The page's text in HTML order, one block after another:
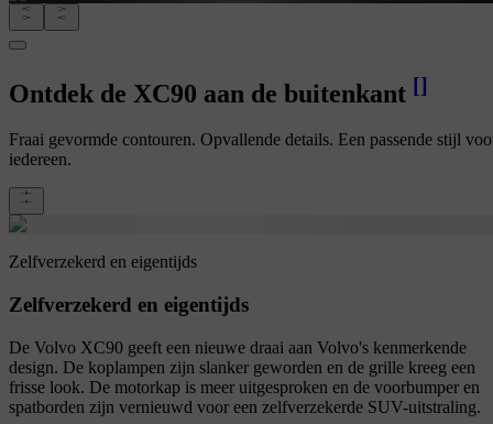
Ontdek de XC90 aan de buitenkant []
Fraai gevormde contouren. Opvallende details. Een passende stijl
iedereen.
Zelfverzekerd en eigentijds
Zelfverzekerd en eigentijds
De Volvo XC90 geeft een nieuwe draai aan Volvo's kenmerkende
design. De koplampen zijn slanker geworden en de grille kreeg een
frisse look. De motorkap is meer uitgesproken en de voorbumper en
spatborden zijn vernieuwd voor een zelfverzekerde SUV-uitstraling.